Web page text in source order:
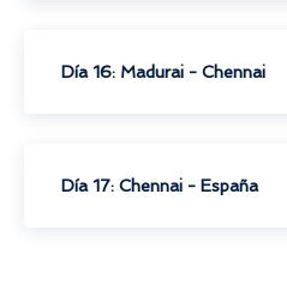
Día 16: Madurai - Chennai
Día 17: Chennai - España